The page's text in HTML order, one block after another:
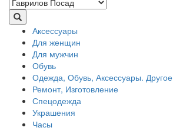
Аксессуары
Для женщин
Для мужчин
Обувь
Одежда, Обувь, Аксессуары. Другое
Ремонт, Изготовление
Спецодежда
Украшения
Часы